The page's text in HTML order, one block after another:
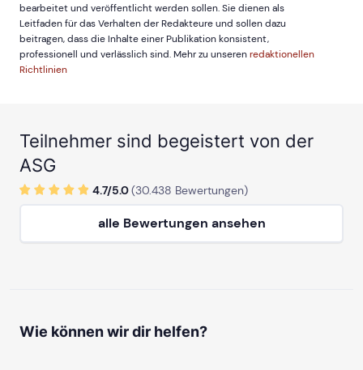
bearbeitet und veröffentlicht werden sollen. Sie dienen als
Leitfaden für das Verhalten der Redakteure und sollen dazu
beitragen, dass die Inhalte einer Publikation konsistent,
professionell und verlässlich sind. Mehr zu unserenredaktionellen
Richtlinien
Teilnehmer sind begeistert von der
ASG
4.7/5.0(30.438 Bewertungen)
alle Bewertungen ansehen
Wie können wir dir helfen?